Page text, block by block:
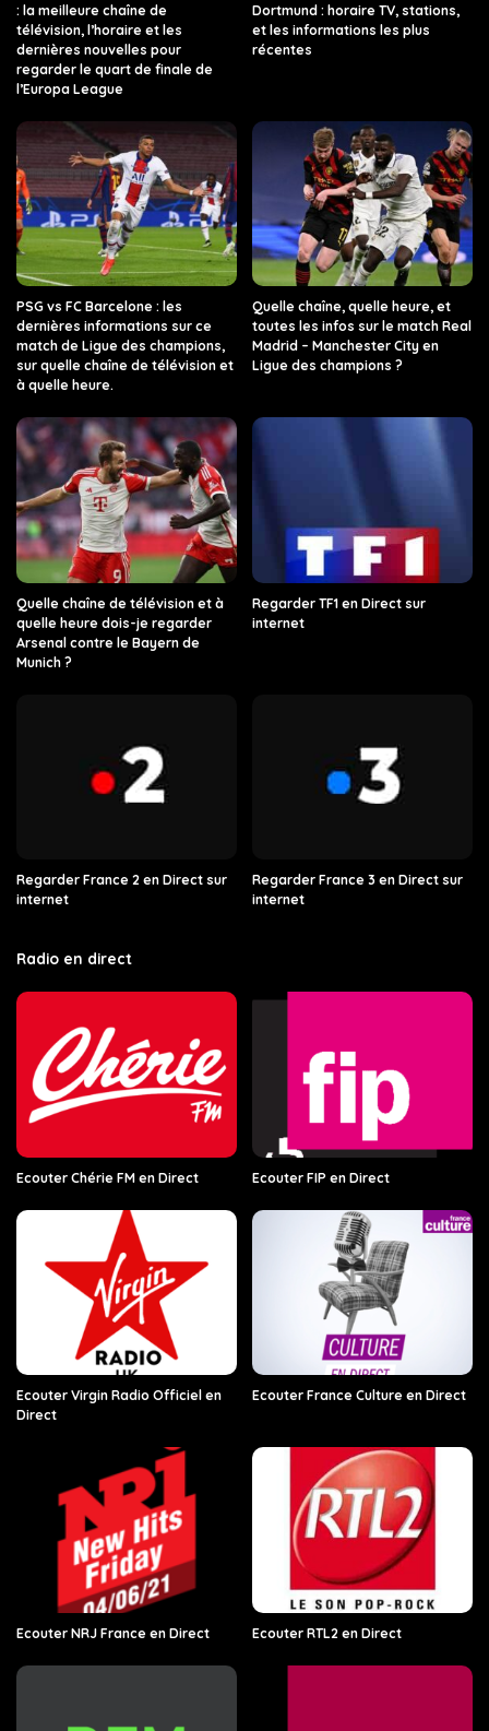
: la meilleure chaîne de
télévision, l’horaire et les
dernières nouvelles pour
regarder le quart de finale de
l’Europa League
Dortmund : horaire TV, stations,
et les informations les plus
récentes
PSG vs FC Barcelone : les
dernières informations sur ce
match de Ligue des champions,
sur quelle chaîne de télévision et
à quelle heure.
Quelle chaîne, quelle heure, et
toutes les infos sur le match Real
Madrid – Manchester City en
Ligue des champions ?
Quelle chaîne de télévision et à
quelle heure dois-je regarder
Arsenal contre le Bayern de
Munich ?
Regarder TF1 en Direct sur
internet
Regarder France 2 en Direct sur
internet
Regarder France 3 en Direct sur
internet
Radio en direct
Ecouter Chérie FM en Direct Ecouter FIP en Direct
Ecouter Virgin Radio Officiel en
Direct
Ecouter France Culture en Direct
Ecouter NRJ France en Direct Ecouter RTL2 en Direct